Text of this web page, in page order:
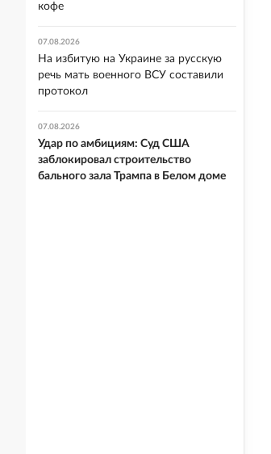
кофе
07.08.2026
На избитую на Украине за русскую
речь мать военного ВСУ составили
протокол
07.08.2026
Удар по амбициям: Суд США
заблокировал строительство
бального зала Трампа в Белом доме